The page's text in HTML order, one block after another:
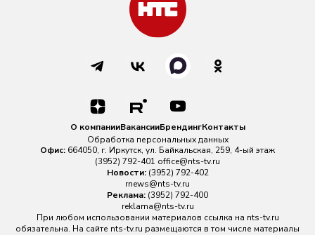
О компанииВакансииБрендингКонтакты
Обработка персональных данных
Офис: 664050, г. Иркутск, ул. Байкальская, 259, 4-ый этаж
(3952) 792-401 office@nts-tv.ru
Новости: (3952) 792-402
rnews@nts-tv.ru
Реклама: (3952) 792-400
reklama@nts-tv.ru
При любом использовании материалов ссылка на nts-tv.ru
обязательна. На сайте nts-tv.ru размещаются в том числе материалы